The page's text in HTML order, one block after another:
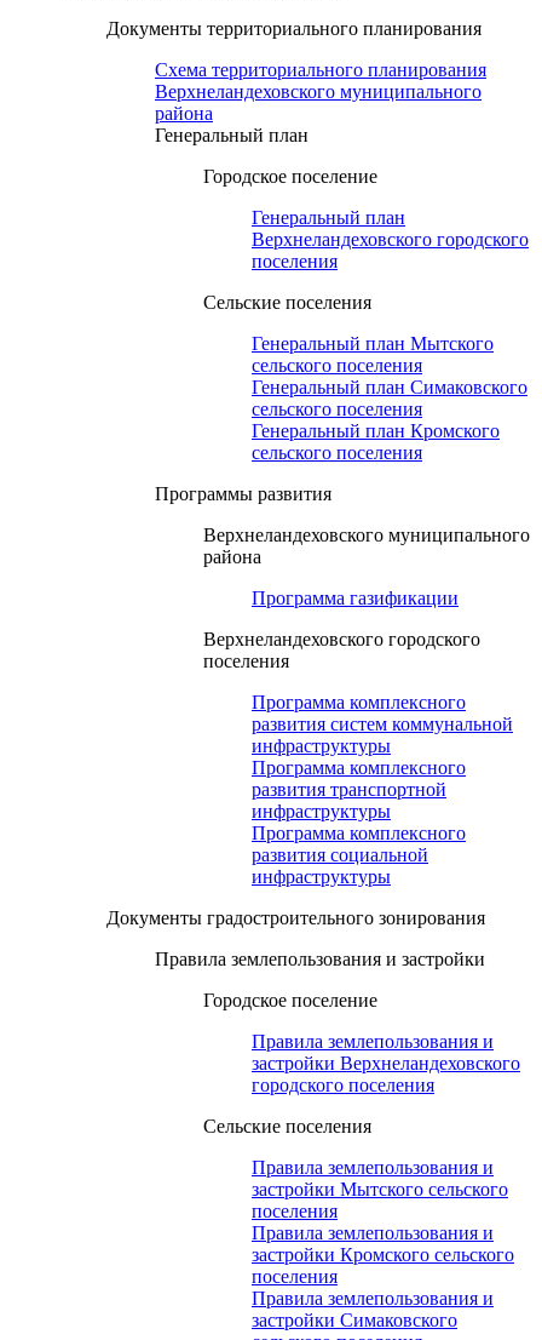
Документы территориального планирования
Схема территориального планирования
Верхнеландеховского муниципального
района
Генеральный план
Городское поселение
Генеральный план
Верхнеландеховского городского
поселения
Сельские поселения
Генеральный план Мытского
сельского поселения
Генеральный план Симаковского
сельского поселения
Генеральный план Кромского
сельского поселения
Программы развития
Верхнеландеховского муниципального
района
Программа газификации
Верхнеландеховского городского
поселения
Программа комплексного
развития систем коммунальной
инфраструктуры
Программа комплексного
развития транспортной
инфраструктуры
Программа комплексного
развития социальной
инфраструктуры
Документы градостроительного зонирования
Правила землепользования и застройки
Городское поселение
Правила землепользования и
застройки Верхнеландеховского
городского поселения
Сельские поселения
Правила землепользования и
застройки Мытского сельского
поселения
Правила землепользования и
застройки Кромского сельского
поселения
Правила землепользования и
застройки Симаковского